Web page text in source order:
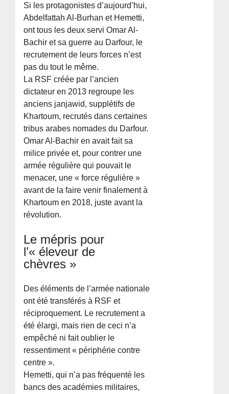
Si les protagonistes d’aujourd’hui,
Abdelfattah Al-Burhan et Hemetti,
ont tous les deux servi Omar Al-
Bachir et sa guerre au Darfour, le
recrutement de leurs forces n’est
pas du tout le même.
La RSF créée par l’ancien
dictateur en 2013 regroupe les
anciens janjawid, supplétifs de
Khartoum, recrutés dans certaines
tribus arabes nomades du Darfour.
Omar Al-Bachir en avait fait sa
milice privée et, pour contrer une
armée régulière qui pouvait le
menacer, une « force régulière »
avant de la faire venir finalement à
Khartoum en 2018, juste avant la
révolution.
Le mépris pour
l’« éleveur de
chèvres »
Des éléments de l’armée nationale
ont été transférés à RSF et
réciproquement. Le recrutement a
été élargi, mais rien de ceci n’a
empêché ni fait oublier le
ressentiment « périphérie contre
centre ».
Hemetti, qui n’a pas fréquenté les
bancs des académies militaires,